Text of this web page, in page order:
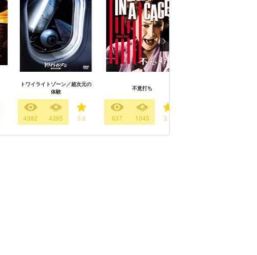
トワイライトゾーン／超次元の
体験
4382 4395 3.6
不意打ち
637 1045 3.7